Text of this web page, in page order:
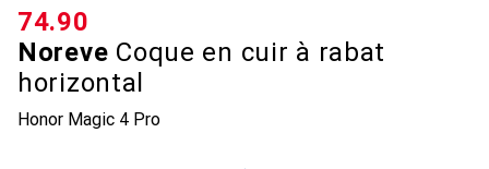
Noreve Coque en cuir à rabat
horizontal
Honor Magic 4 Pro
CHF
74.90